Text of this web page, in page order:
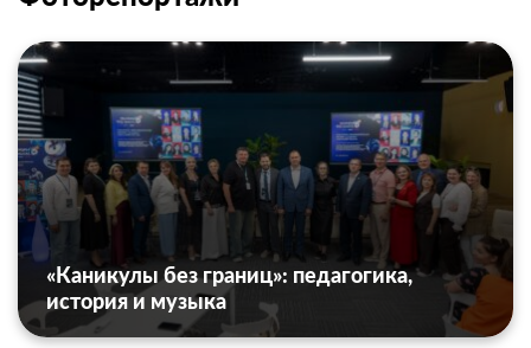
«Каникулы без границ»: педагогика,
история и музыка